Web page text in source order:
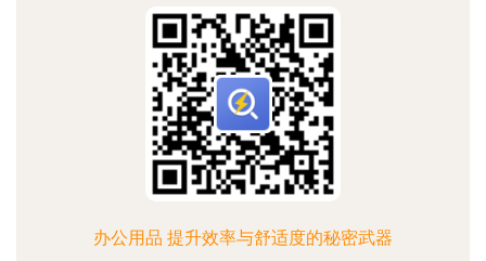
办公用品 提升效率与舒适度的秘密武器